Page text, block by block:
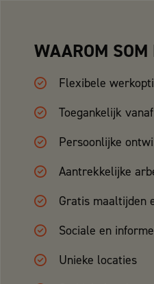
WAAROM SOM
Flexibele
Toegankelijk
Persoonlijke
Aantrekkelijke
Gratis maaltijden
Sociale en
Unieke locaties